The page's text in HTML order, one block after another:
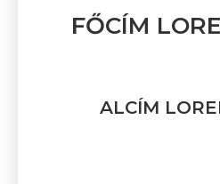
FŐCÍM
ALCÍM